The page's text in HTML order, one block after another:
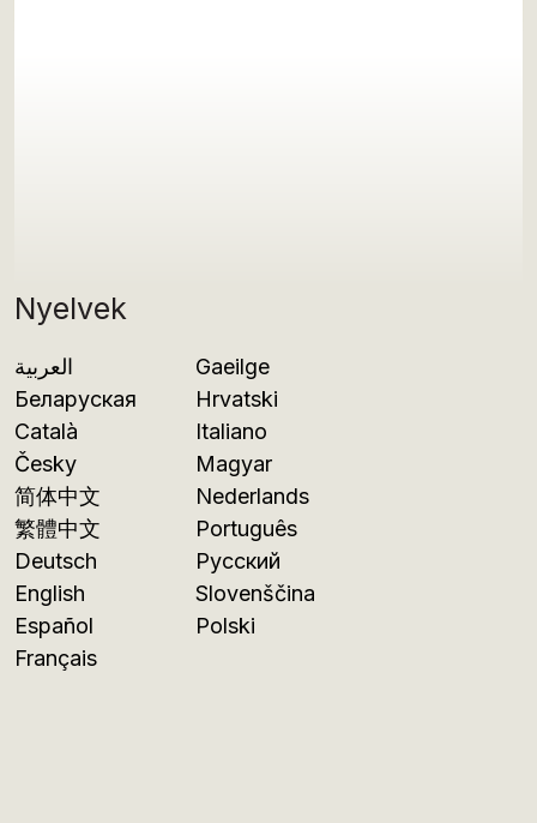
Nyelvek
العربية
Беларуская
Català
Česky
简体中文
繁體中文
Deutsch
English
Español
Français
Gaeilge
Hrvatski
Italiano
Magyar
Nederlands
Português
Русский
Slovenščina
Polski